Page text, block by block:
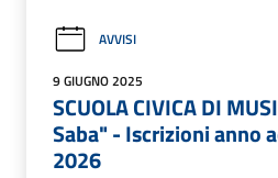
AVVISI
9 GIUGNO 2025
SCUOLA CIVICA DI
Saba" - Iscrizioni anno
2026